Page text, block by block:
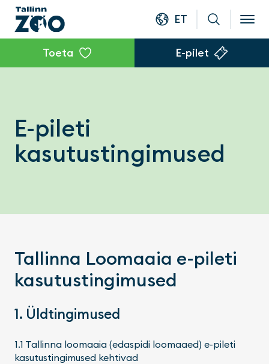
ET
Toeta E-pilet
E-pileti
kasutustingimused
Tallinna Loomaaia e-pileti
kasutustingimused
1. Üldtingimused
1.1 Tallinna loomaaia (edaspidi loomaaed) e-pileti
kasutustingimused kehtivad